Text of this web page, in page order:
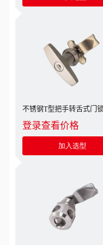
不锈钢T型把手转舌式门
登录查看价格
加入选型